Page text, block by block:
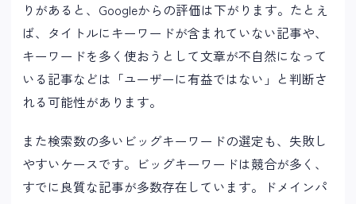
りがあると、Googleからの評価は下がります。たとえ
ば、タイトルにキーワードが含まれていない記事や、
キーワードを多く使おうとして文章が不自然になって
いる記事などは「ユーザーに有益ではない」と判断さ
れる可能性があります。
また検索数の多いビッグキーワードの選定も、失敗し
やすいケースです。ビッグキーワードは競合が多く、
すでに良質な記事が多数存在しています。ドメインパ